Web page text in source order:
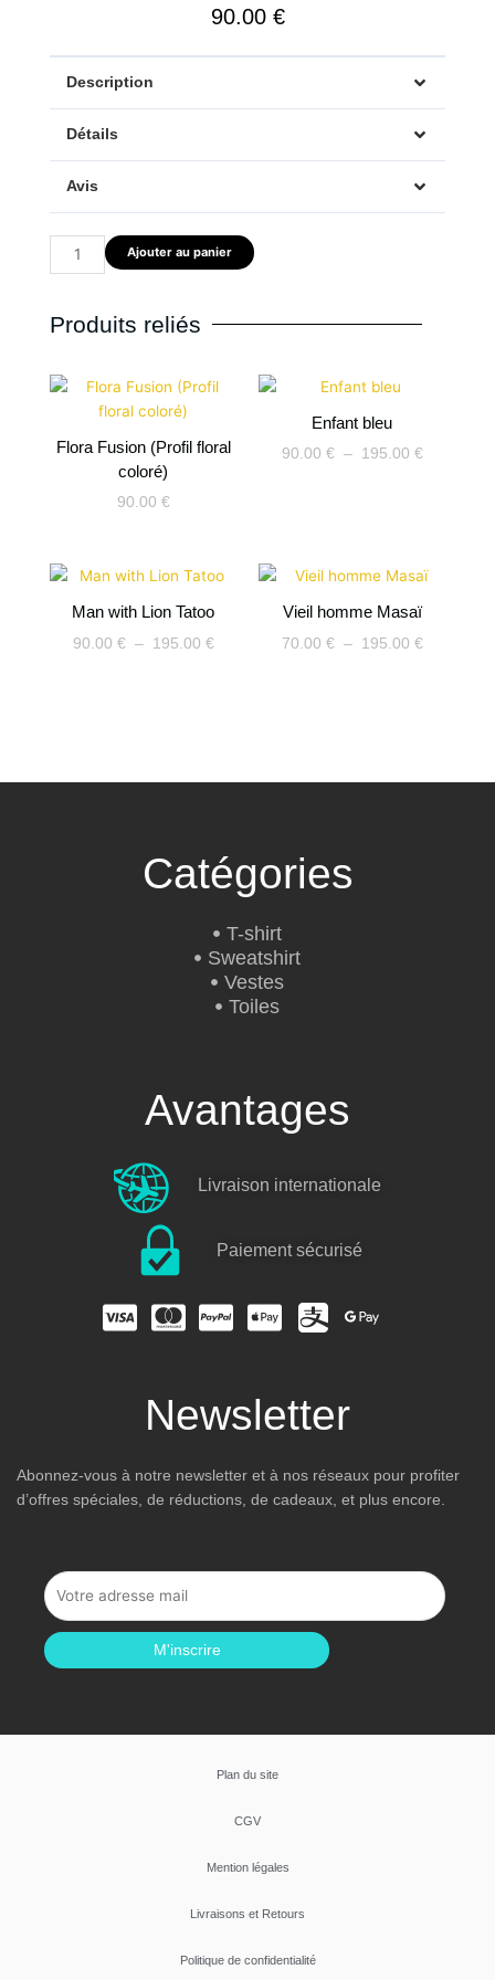
90.00 €
Description
Détails
Avis
quantité
de
Pourpre
Ajouter au panier
Produits reliés
Flora Fusion (Profil floral
coloré)
90.00 €
Enfant bleu
90.00 € – 195.00 €
à
Man with Lion Tatoo
90.00 € – 195.00 €
Plage
prix :
à
Vieil homme Masaï
70.00 € – 195.00 €
Plage
prix :
à
Catégories
T-shirt
Sweatshirt
Vestes
Toiles
Avantages
Livraison internationale
Paiement sécurisé
Newsletter
Abonnez-vous à notre newsletter et à nos réseaux pour profiter
d’offres spéciales, de réductions, de cadeaux, et plus encore.
M'inscrire
Plan du site
CGV
Mention légales
Livraisons et Retours
Politique de confidentialité